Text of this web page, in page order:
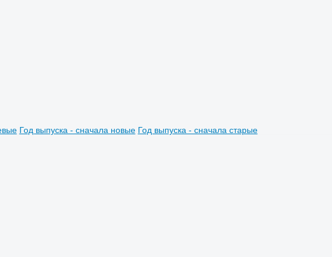
Год выпуска - сначала новые Год выпуска - сначала старые